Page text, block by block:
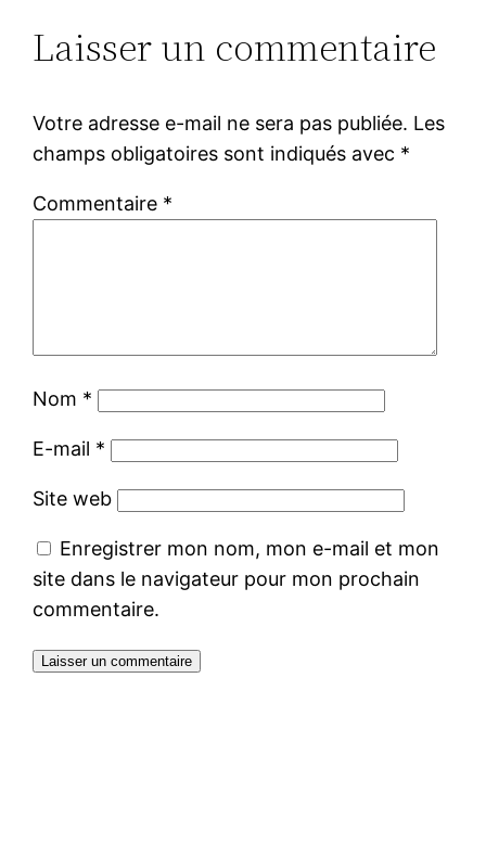
Laisser un commentaire
Votre adresse e-mail ne sera pas publiée. Les
champs obligatoires sont indiqués avec *
Commentaire *
Nom *
E-mail *
Site web
Enregistrer mon nom, mon e-mail et mon
site dans le navigateur pour mon prochain
commentaire.